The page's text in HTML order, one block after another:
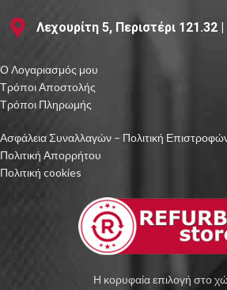
Λεχουρίτη 5, Περιστέρι
Ο Λογαριασμός μου
Τρόποι Αποστολής
Τρόποι Πληρωμής
Ασφάλεια Συναλλαγών – Πολιτική
Πολιτική Απορρήτου
Πολιτική cookies
Η κορυφαία επιλογή στο